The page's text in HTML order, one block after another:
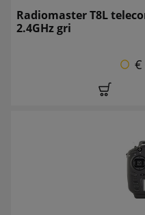
Radiomaster T8L
2.4GHz gri
€